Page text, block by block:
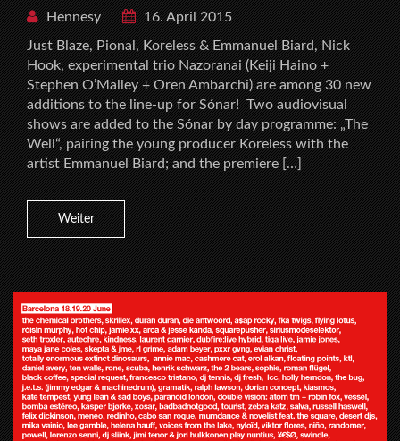
Hennesy
16. April 2015
Just Blaze, Pional, Koreless & Emmanuel Biard, Nick
Hook, experimental trio Nazoranai (Keiji Haino +
Stephen O’Malley + Oren Ambarchi) are among 30 new
additions to the line-up for Sónar! Two audiovisual
shows are added to the Sónar by day programme: „The
Well“, pairing the young producer Koreless with the
artist Emmanuel Biard; and the premiere […]
Weiter